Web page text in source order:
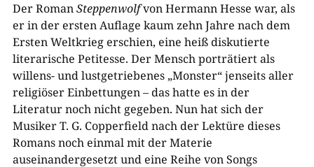
Der RomanSteppenwolfvon Hermann Hesse war, als
er in der ersten Auflage kaum zehn Jahre nach dem
Ersten Weltkrieg erschien, eine heiß diskutierte
literarische Petitesse. Der Mensch porträtiert als
willens- und lustgetriebenes „Monster“ jenseits aller
religiöser Einbettungen – das hatte es in der
Literatur noch nicht gegeben. Nun hat sich der
Musiker T. G. Copperfield nach der Lektüre dieses
Romans noch einmal mit der Materie
auseinandergesetzt und eine Reihe von Songs